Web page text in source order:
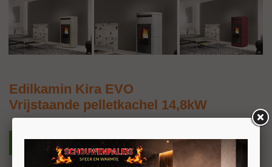
Edilkamin Kira EVO
Vrijstaande pelletkachel 14,8kW